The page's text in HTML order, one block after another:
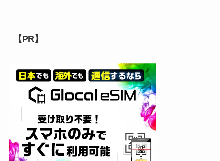
【PR】